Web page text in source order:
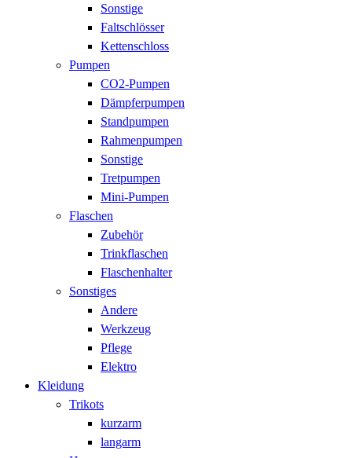
Sonstige
Faltschlösser
Kettenschloss
Pumpen
CO2-Pumpen
Dämpferpumpen
Standpumpen
Rahmenpumpen
Sonstige
Tretpumpen
Mini-Pumpen
Flaschen
Zubehör
Trinkflaschen
Flaschenhalter
Sonstiges
Andere
Werkzeug
Pflege
Elektro
Kleidung
Trikots
kurzarm
langarm